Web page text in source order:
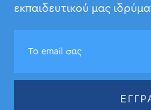
εκπαιδευτικού μας